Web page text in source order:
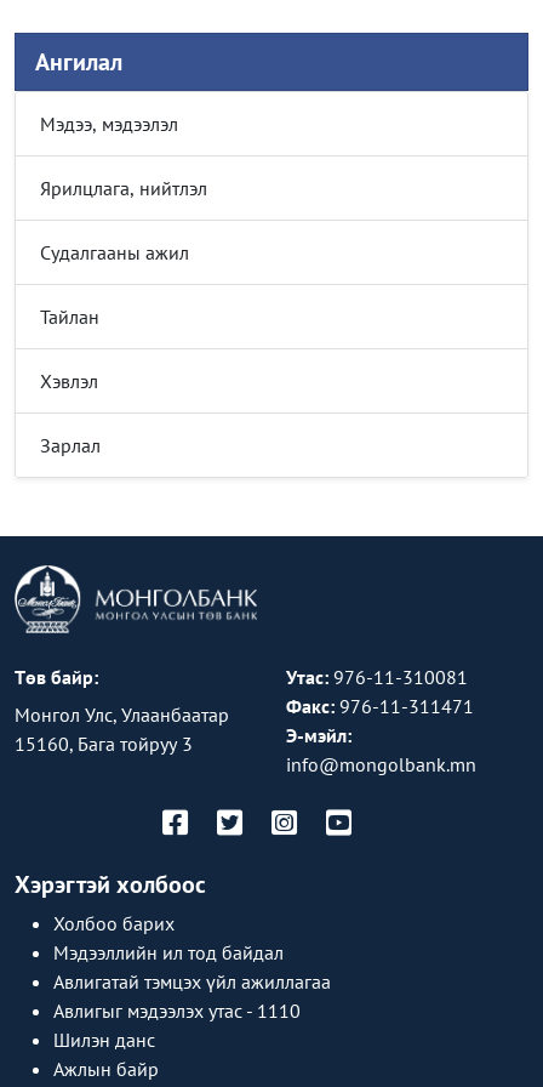
Ангилал
Мэдээ, мэдээлэл
Ярилцлага, нийтлэл
Судалгааны ажил
Тайлан
Хэвлэл
Зарлал
Төв байр:
Монгол Улс, Улаанбаатар
15160, Бага тойруу 3
Утас: 976-11-310081
Факс: 976-11-311471
Э-мэйл:
info@mongolbank.mn
Хэрэгтэй холбоос
Холбоо барих
Мэдээллийн ил тод байдал
Авлигатай тэмцэх үйл ажиллагаа
Авлигыг мэдээлэх утас - 1110
Шилэн данс
Ажлын байр